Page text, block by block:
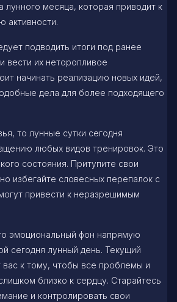
лунного месяца, которая приводит к
активности.
подводить итоги под ранее
вести их неторопливое
начинать реализацию новых идей,
дела для более подходящего
то лунные сутки сегодня
любых видов тренировок. Это
состояния. Притупите свои
избегайте словесных перепалок с
привести к неразрешимым
эмоциональный фон напрямую
сегодня лунный день. Текущий
вас к тому, чтобы все проблемы и
близко к сердцу. Старайтесь
и контролировать свои